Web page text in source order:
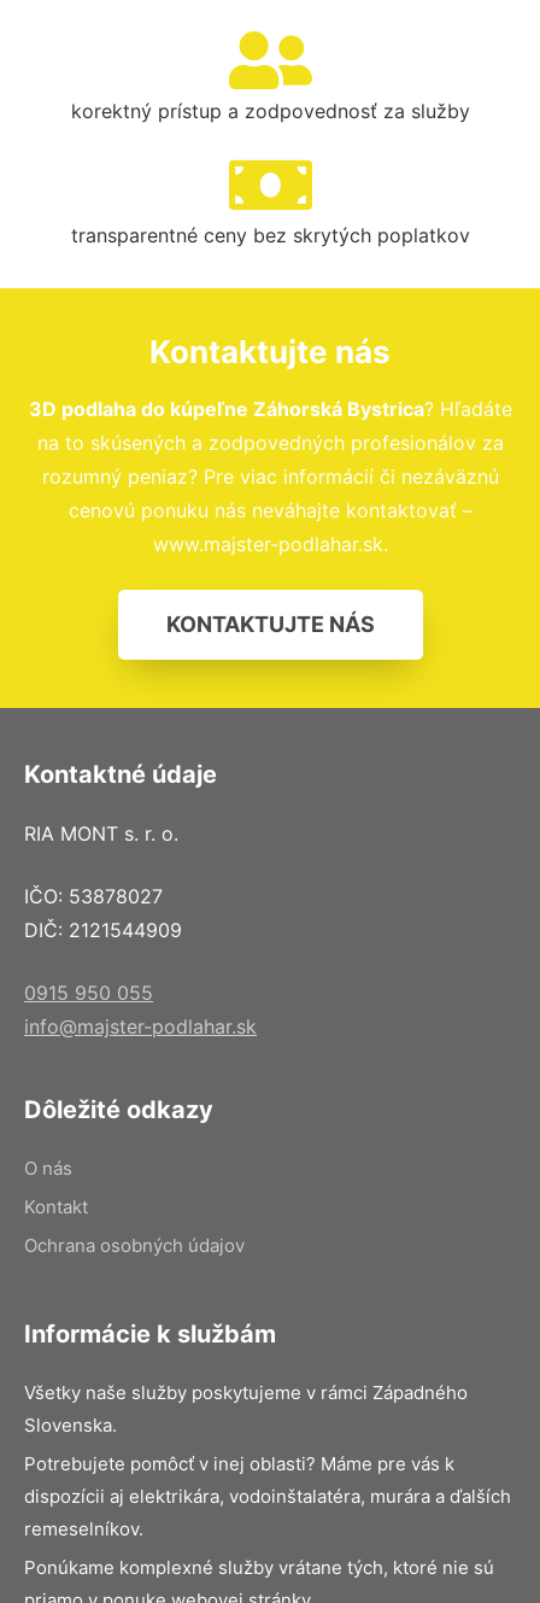
korektný prístup a zodpovednosť za služby
transparentné ceny bez skrytých poplatkov
Kontaktujte nás
3D podlaha do kúpeľne Záhorská Bystrica? Hľadáte
na to skúsených a zodpovedných profesionálov za
rozumný peniaz? Pre viac informácií či nezáväznú
cenovú ponuku nás neváhajte kontaktovať –
www.majster-podlahar.sk.
KONTAKTUJTE NÁS
Kontaktné údaje
RIA MONT s. r. o.
IČO: 53878027
DIČ: 2121544909
0915 950 055
info@majster-podlahar.sk
Dôležité odkazy
O nás
Kontakt
Ochrana osobných údajov
Informácie k službám
Všetky naše služby poskytujeme v rámci Západného
Slovenska.
Potrebujete pomôcť v inej oblasti? Máme pre vás k
dispozícii aj elektrikára, vodoinštalatéra, murára a ďalších
remeselníkov.
Ponúkame komplexné služby vrátane tých, ktoré nie sú